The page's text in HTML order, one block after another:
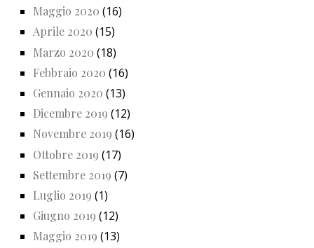
Maggio 2020 (16)
Aprile 2020 (15)
Marzo 2020 (18)
Febbraio 2020 (16)
Gennaio 2020 (13)
Dicembre 2019 (12)
Novembre 2019 (16)
Ottobre 2019 (17)
Settembre 2019 (7)
Luglio 2019 (1)
Giugno 2019 (12)
Maggio 2019 (13)